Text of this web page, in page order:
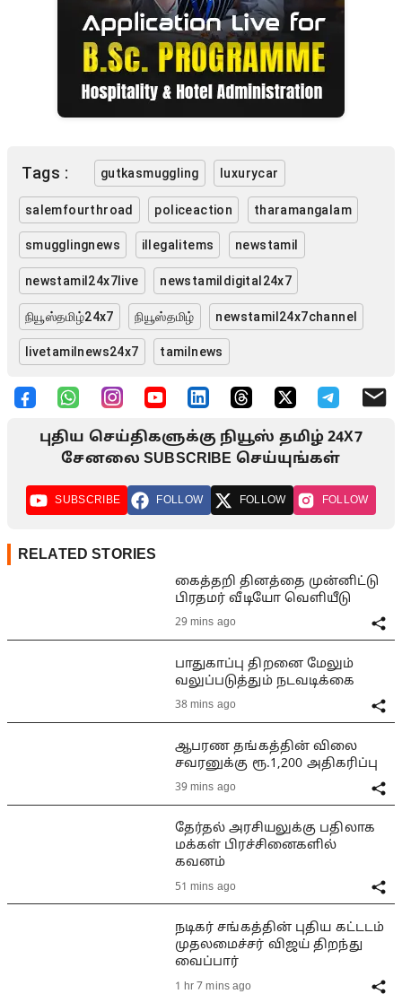
Tags : gutkasmuggling luxurycar
salemfourthroad policeaction tharamangalam
smugglingnews illegalitems newstamil
newstamil24x7live newstamildigital24x7
நியூஸ்தமிழ்24x7 நியூஸ்தமிழ் newstamil24x7channel
livetamilnews24x7 tamilnews
புதிய செய்திகளுக்கு நியூஸ் தமிழ் 24X7
சேனலை SUBSCRIBE செய்யுங்கள்
SUBSCRIBE FOLLOW FOLLOW FOLLOW
RELATED STORIES
கைத்தறி தினத்தை முன்னிட்டு
பிரதமர் வீடியோ வெளியீடு
29 mins ago
பாதுகாப்பு திறனை மேலும்
வலுப்படுத்தும் நடவடிக்கை
38 mins ago
ஆபரண தங்கத்தின் விலை
சவரனுக்கு ரூ.1,200 அதிகரிப்பு
39 mins ago
தேர்தல் அரசியலுக்கு பதிலாக
மக்கள் பிரச்சினைகளில்
கவனம்
51 mins ago
நடிகர் சங்கத்தின் புதிய கட்டடம்
முதலமைச்சர் விஜய் திறந்து
வைப்பார்
1 hr 7 mins ago